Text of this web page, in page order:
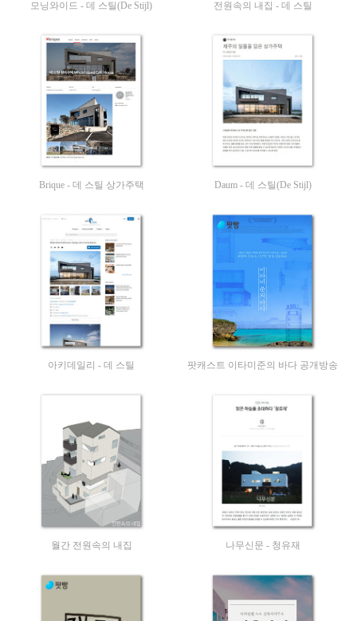
모닝와이드 - 데 스틸(De Stijl) 전원속의 내집 - 데 스틸
Brique - 데 스틸 상가주택 Daum - 데 스틸(De Stijl)
아키데일리 - 데 스틸 팟캐스트 이타미준의 바다 공개방송
월간 전원속의 내집 나무신문 - 청유재